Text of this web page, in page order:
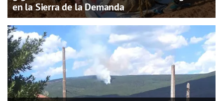
en la Sierra de la Demanda